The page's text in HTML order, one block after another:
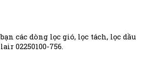
các dòng lọc gió, lọc tách, lọc dầu
02250100-756.